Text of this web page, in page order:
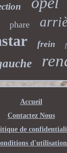
phare
frein
Accueil
Contactez Nous
de
d'utilisation